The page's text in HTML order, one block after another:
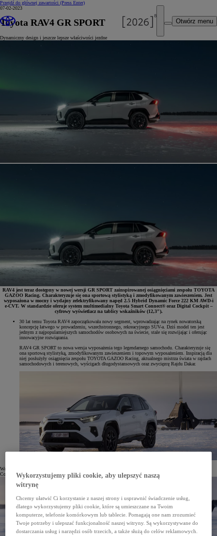
Przejdź do głównej zawartości (Press Enter)
Otwórz menu
07-02-2023
Toyota RAV4 GR SPORT
Dynamiczny design i jeszcze lepsze właściwości jezdne
RAV4 jest teraz dostępny w nowej wersji GR SPORT zainspirowanej osiągnięciami zespołu TOYOTA
GAZOO Racing. Charakteryzuje się ona sportową stylistyką i zmodyfikowanym zawieszeniem. Jest
wyposażona w mocny i wydajny zelektryfikowany napęd 2.5 Hybrid Dynamic Force 222 KM AWD-i
e‑CVT. W standardzie oferuje system multimedialny Toyota Smart Connect® oraz Digital Cockpit –
cyfrowy wyświetlacz na tablicy wskaźników (12,3").
30 lat temu Toyota RAV4 zapoczątkowała nowy segment, wprowadzając na rynek nowatorską
koncepcję łatwego w prowadzeniu, wszechstronnego, rekreacyjnego SUV-a. Dziś model ten jest
jednym z najpopularniejszych samochodów osobowych na świecie, stale się rozwijając i oferując
innowacyjne rozwiązania.
RAV4 GR SPORT to nowa wersja wyposażenia tego legendarnego samochodu. Charakteryzuje się
ona sportową stylistyką, zmodyfikowanym zawieszeniem i topowym wyposażeniem. Inspiracją dla
niej posłużyły osiągnięcia zespołu TOYOTA GAZOO Racing, aktualnego mistrza świata w rajdach
samochodowych i terenowych, wyścigach długodystansowych oraz zwycięzcę Rajdu Dakar.
Wcześniej wersja GR SPORT została wprowadzona do takich modeli, jak Yaris, Yaris Cross, Toyota C-HR,
Corolla i Hilux.Wykorzystujemy pliki cookie, aby ulepszyć naszą
witrynę
Chcemy ułatwić Ci korzystanie z naszej strony i usprawnić świadczenie usług,
dlatego wykorzystujemy pliki cookie, które są umieszczane na Twoim
komputerze, telefonie komórkowym lub tablecie. Pomagają one nam zrozumieć
Twoje potrzeby i ulepszać funkcjonalność naszej witryny. Są wykorzystywane do
dostarczania usług i narzędzi osób trzecich, a także służą do celów reklamowych.